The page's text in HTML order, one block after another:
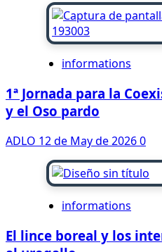
informations
1ª Jornada para la
y el Oso pardo
ADLO 12 de May de 20260
informations
El lince boreal y los